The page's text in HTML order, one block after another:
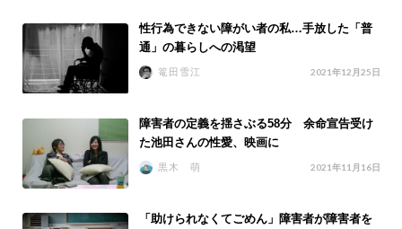
性行為できない障がい者の私…手放した「普
通」の暮らしへの渇望
篭田雪江 2021年12月25日
障害者の定義を揺さぶる58分 余命宣告受け
た池田さんの性愛、映画に
黒木 萌 2021年11月16日
「助けられなくてごめん」障害者が障害者を